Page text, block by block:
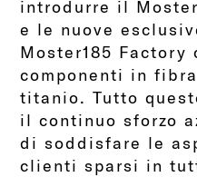
introdurre il
e le nuove
Moster185 Factory
componenti in
titanio. Tutto
il continuo sforzo
di soddisfare le
clienti sparsi in